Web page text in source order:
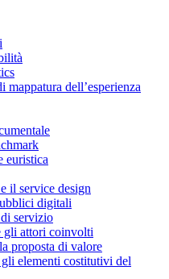
mappatura dell’esperienza
euristica
il service design
digitali
servizio
gli attori coinvolti
proposta di valore
elementi costitutivi del